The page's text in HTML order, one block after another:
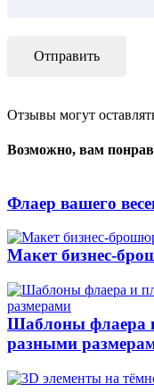
Отзывы могут
Возможно, вам
Флаер вашего
Макет бизнес-
Шаблоны флаера и
разными